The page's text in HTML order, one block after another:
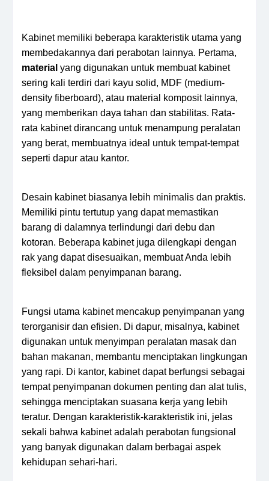
Kabinet memiliki beberapa karakteristik utama yang
membedakannya dari perabotan lainnya. Pertama,
material yang digunakan untuk membuat kabinet
sering kali terdiri dari kayu solid, MDF (medium-
density fiberboard), atau material komposit lainnya,
yang memberikan daya tahan dan stabilitas. Rata-
rata kabinet dirancang untuk menampung peralatan
yang berat, membuatnya ideal untuk tempat-tempat
seperti dapur atau kantor.
Desain kabinet biasanya lebih minimalis dan praktis.
Memiliki pintu tertutup yang dapat memastikan
barang di dalamnya terlindungi dari debu dan
kotoran. Beberapa kabinet juga dilengkapi dengan
rak yang dapat disesuaikan, membuat Anda lebih
fleksibel dalam penyimpanan barang.
Fungsi utama kabinet mencakup penyimpanan yang
terorganisir dan efisien. Di dapur, misalnya, kabinet
digunakan untuk menyimpan peralatan masak dan
bahan makanan, membantu menciptakan lingkungan
yang rapi. Di kantor, kabinet dapat berfungsi sebagai
tempat penyimpanan dokumen penting dan alat tulis,
sehingga menciptakan suasana kerja yang lebih
teratur. Dengan karakteristik-karakteristik ini, jelas
sekali bahwa kabinet adalah perabotan fungsional
yang banyak digunakan dalam berbagai aspek
kehidupan sehari-hari.